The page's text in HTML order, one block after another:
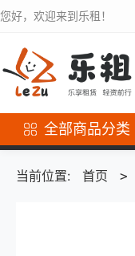
您好，欢迎来到乐租！
全部商品分类
当前位置: 首页 >